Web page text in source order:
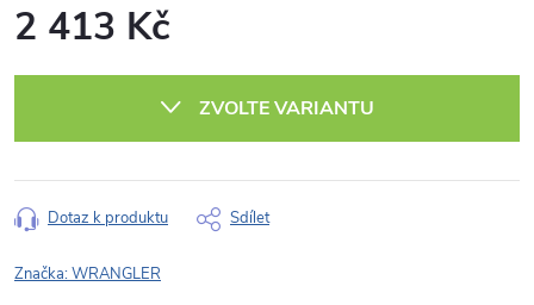
2 413 Kč
ZVOLTE VARIANTU
Dotaz k produktu Sdílet
Značka:WRANGLER